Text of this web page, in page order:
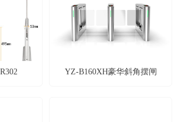
YZ-B160XH豪华斜角摆闸